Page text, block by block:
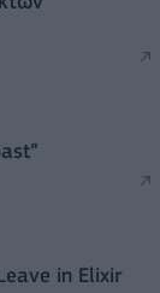
in Elixir